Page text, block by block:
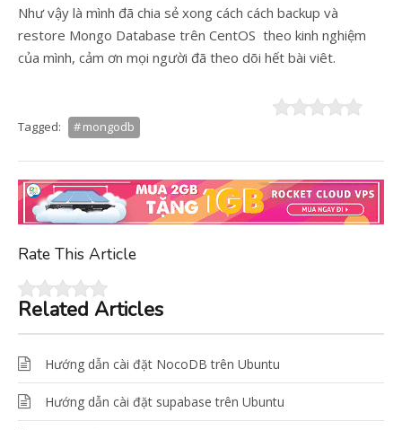
Như vậy là mình đã chia sẻ xong cách cách backup và
restore Mongo Database trên CentOS theo kinh nghiệm
của mình, cảm ơn mọi người đã theo dõi hết bài viêt.
Tagged: mongodb
Rate This Article
Related Articles
Hướng dẫn cài đặt NocoDB trên Ubuntu
Hướng dẫn cài đặt supabase trên Ubuntu